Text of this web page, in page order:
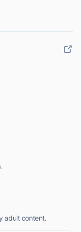
adult content.